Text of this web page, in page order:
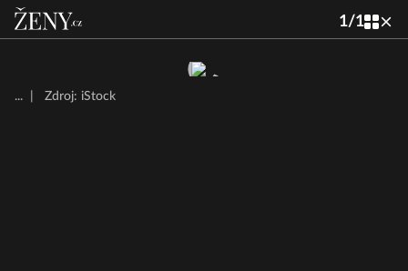
1/1
... Zdroj: iStock